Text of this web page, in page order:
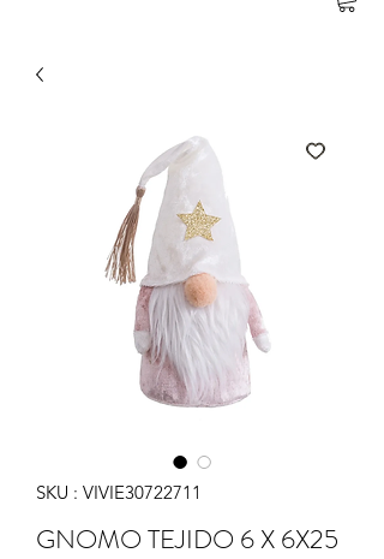
SKU : VIVIE30722711
GNOMO TEJIDO 6 X 6X25